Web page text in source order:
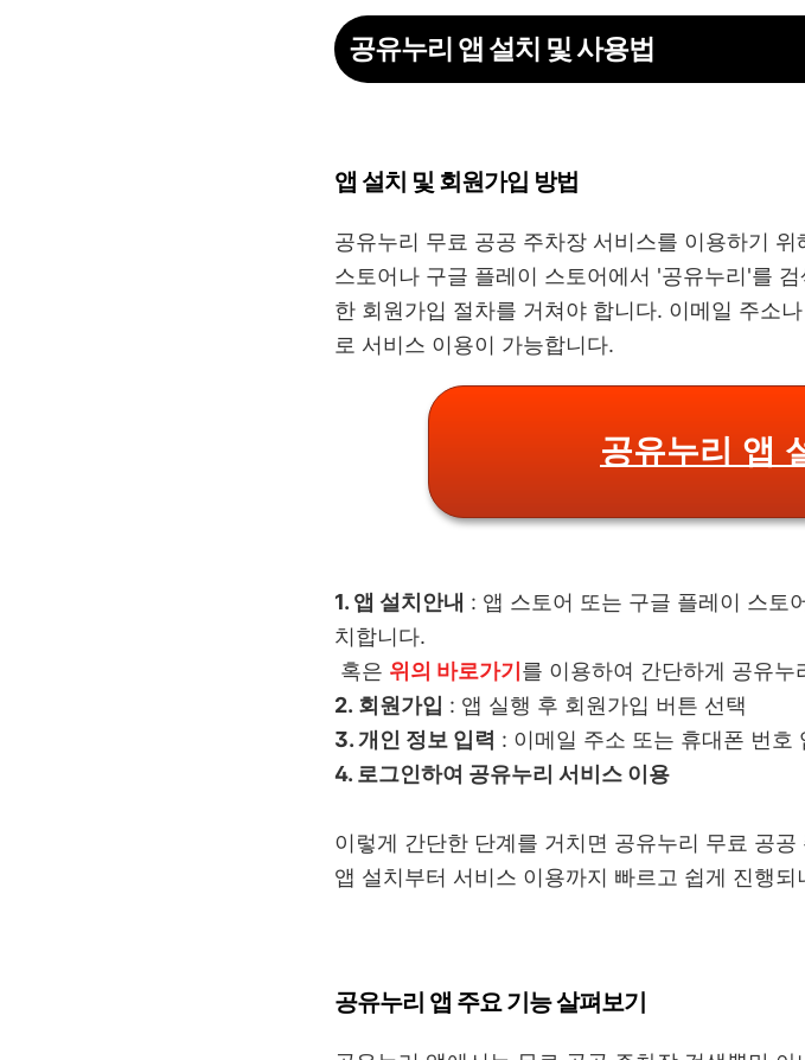
공유누리 앱 설치 및 사용법
앱 설치 및 회원가입 방법
공유누리 무료 공공 주차장 서비스를 이용하기 위
스토어나 구글 플레이 스토어에서 '공유누리'를
한 회원가입 절차를 거쳐야 합니다. 이메일 주소
로 서비스 이용이 가능합니다.
공유누리 앱
1. 앱 설치안내 : 앱 스토어 또는 구글 플레이 스토
치합니다.
혹은 위의 바로가기 를 이용하여 간단하게 공유누
2. 회원가입 : 앱 실행 후 회원가입 버튼 선택
3. 개인 정보 입력 : 이메일 주소 또는 휴대폰 번호
4. 로그인하여 공유누리 서비스 이용
이렇게 간단한 단계를 거치면 공유누리 무료 공
앱 설치부터 서비스 이용까지 빠르고 쉽게 진행
공유누리 앱 주요 기능 살펴보기